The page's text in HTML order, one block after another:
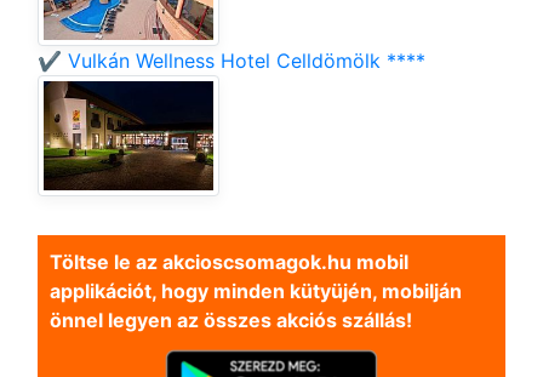
✔️ Vulkán Wellness Hotel Celldömölk ****
Töltse le az akcioscsomagok.hu mobil
applikációt, hogy minden kütyüjén, mobilján
önnel legyen az összes akciós szállás!